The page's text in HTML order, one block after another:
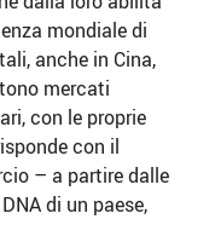
mondiale di
anche in Cina,
mercati
con le proprie
con il
– a partire dalle
di un paese,